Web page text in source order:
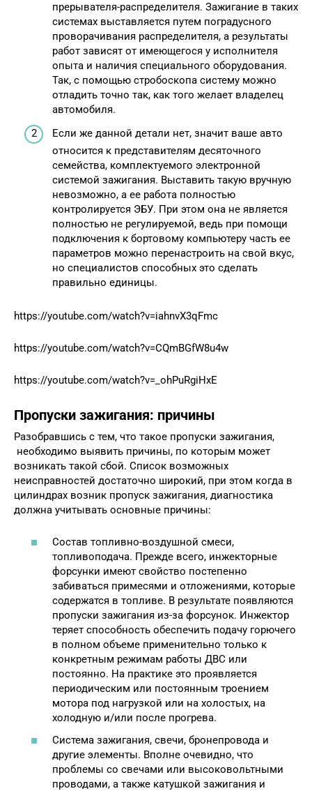
прерывателя-распределителя. Зажигание в таких
системах выставляется путем поградусного
проворачивания распределителя, а результаты
работ зависят от имеющегося у исполнителя
опыта и наличия специального оборудования.
Так, с помощью стробоскопа систему можно
отладить точно так, как того желает владелец
автомобиля.
Если же данной детали нет, значит ваше авто
относится к представителям десяточного
семейства, комплектуемого электронной
системой зажигания. Выставить такую вручную
невозможно, а ее работа полностью
контролируется ЭБУ. При этом она не является
полностью не регулируемой, ведь при помощи
подключения к бортовому компьютеру часть ее
параметров можно перенастроить на свой вкус,
но специалистов способных это сделать
правильно единицы.
https://youtube.com/watch?v=iahnvX3qFmc
https://youtube.com/watch?v=CQmBGfW8u4w
https://youtube.com/watch?v=_ohPuRgiHxE
Пропуски зажигания: причины
Разобравшись с тем, что такое пропуски зажигания,
необходимо выявить причины, по которым может
возникать такой сбой. Список возможных
неисправностей достаточно широкий, при этом когда в
цилиндрах возник пропуск зажигания, диагностика
должна учитывать основные причины:
Состав топливно-воздушной смеси,
топливоподача. Прежде всего, инжекторные
форсунки имеют свойство постепенно
забиваться примесями и отложениями, которые
содержатся в топливе. В результате появляются
пропуски зажигания из-за форсунок. Инжектор
теряет способность обеспечить подачу горючего
в полном объеме применительно только к
конкретным режимам работы ДВС или
постоянно. На практике это проявляется
периодическим или постоянным троением
мотора под нагрузкой или на холостых, на
холодную и/или после прогрева.
Система зажигания, свечи, бронепровода и
другие элементы. Вполне очевидно, что
проблемы со свечами или высоковольтными
проводами, а также катушкой зажигания и